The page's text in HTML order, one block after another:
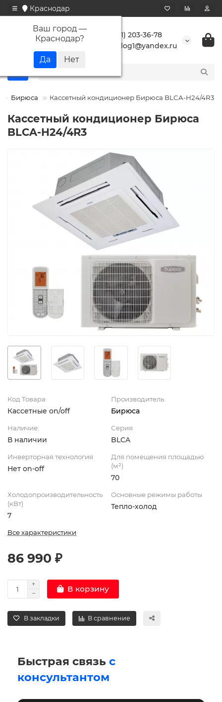
Краснодар
Ваш город —
Краснодар?
+7 (861) 203-36-78
buranlog1@yandex.ru
Бирюса Кассетный кондиционер Бирюса BLCA-H24/4R3
Кассетный кондиционер Бирюса
BLCA-H24/4R3
Код Товара
Кассетные on/off
Производитель
Бирюса
Наличие:
В наличии
Серия
BLCA
Инверторная технология
Нет on-off
Для помещения площадью
(м²)
70
Холодопроизводительность
(кВт)
7
Основные режимы работы
Тепло-холод
Все характеристики
86 990 ₽
В корзину
В закладки В сравнение
Быстрая связь с
консультантом